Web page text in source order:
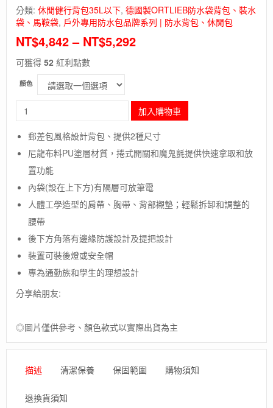
分類: 休閒健行背包35L以下, 德國製ORTLIEB防水袋背包、裝水
袋、馬鞍袋, 戶外專用防水包品牌系列 | 防水背包、休閒包
NT$4,842– NT$5,292
可獲得 52 紅利點數
顏色
毛
國
【ORTLIEB】
PS
17L
背
包
國
製
數
加入購物車
郵差包風格設計背包、提供2種尺寸
尼龍布料PU塗層材質，捲式開關和魔鬼氈提供快速拿取和放
置功能
內袋(設在上下方)有隔層可放筆電
人體工學造型的肩帶、胸帶、背部襯墊；輕鬆拆卸和調整的
腰帶
後下方角落有邊緣防護設計及提把設計
裝置可裝後燈或安全帽
專為通勤族和學生的理想設計
分享給朋友:
◎圖片僅供參考、顏色款式以實際出貨為主
描述 清潔保養 保固範圍 購物須知
退換貨須知